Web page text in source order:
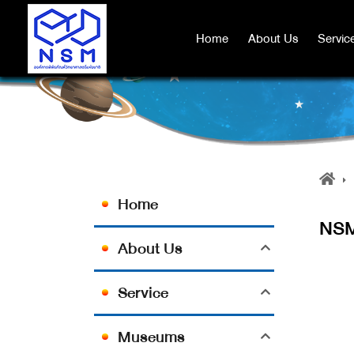
Home About Us Service
Home About Us
Home
About Us
Service
Museums